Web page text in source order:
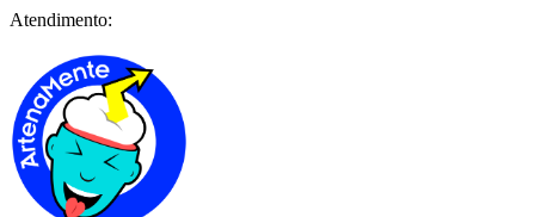
Atendimento: